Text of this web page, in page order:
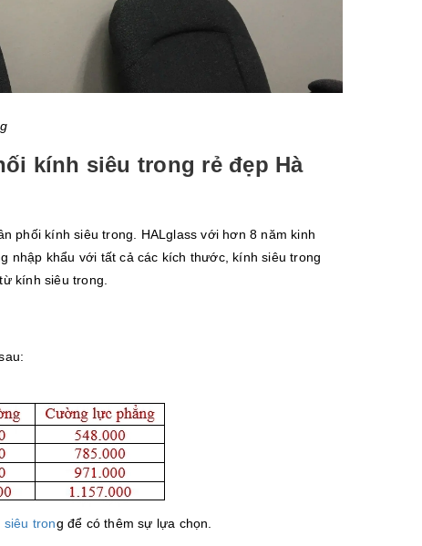
kính siêu trong rẻ đẹp Hà
phối kính siêu trong. HALglass với hơn 8 năm kinh
nhập khẩu với tất cả các kích thước, kính siêu trong
kính siêu trong.
siêu trong để có thêm sự lựa chọn.